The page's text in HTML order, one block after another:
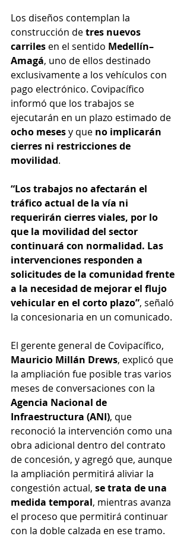
Los diseños contemplan la
construcción de tres nuevos
carriles en el sentido Medellín–
Amagá, uno de ellos destinado
exclusivamente a los vehículos con
pago electrónico. Covipacífico
informó que los trabajos se
ejecutarán en un plazo estimado de
ocho meses y que no implicarán
cierres ni restricciones de
movilidad.
“Los trabajos no afectarán el
tráfico actual de la vía ni
requerirán cierres viales, por lo
que la movilidad del sector
continuará con normalidad. Las
intervenciones responden a
solicitudes de la comunidad frente
a la necesidad de mejorar el flujo
vehicular en el corto plazo”, señaló
la concesionaria en un comunicado.
El gerente general de Covipacífico,
Mauricio Millán Drews, explicó que
la ampliación fue posible tras varios
meses de conversaciones con la
Agencia Nacional de
Infraestructura (ANI), que
reconoció la intervención como una
obra adicional dentro del contrato
de concesión, y agregó que, aunque
la ampliación permitirá aliviar la
congestión actual, se trata de una
medida temporal, mientras avanza
el proceso que permitirá continuar
con la doble calzada en ese tramo.